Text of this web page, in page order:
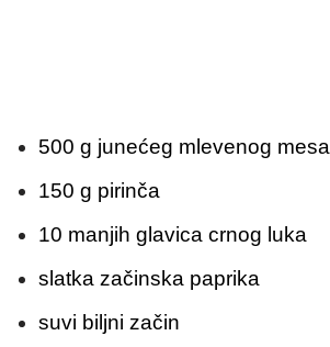
500 g junećeg mlevenog mesa
150 g pirinča
10 manjih glavica crnog luka
slatka začinska paprika
suvi biljni začin